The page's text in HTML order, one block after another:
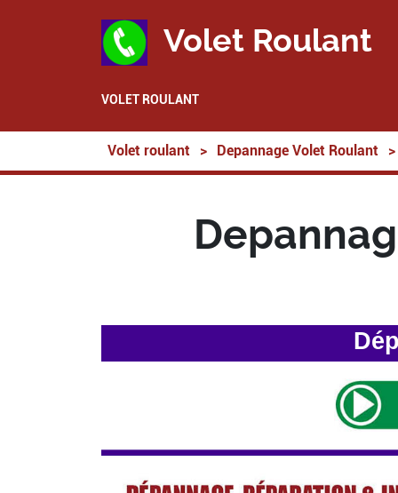
Volet Roulant
VOLET ROULANT
Volet roulant > Depannage Volet Roulant >